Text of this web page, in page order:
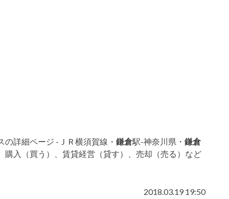
詳細ページ -ＪＲ横須賀線・ 鎌倉駅-神奈川県・ 鎌倉
入（買う）、賃貸経営（貸す）、売却（売る）など
2018.03.19 19:50